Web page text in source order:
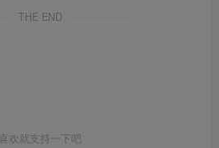
THE END
喜欢就支持一下吧